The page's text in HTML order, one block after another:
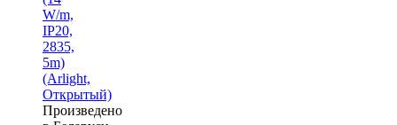
W/m,
IP20,
2835,
5m)
(Arlight,
Открытый)
Произведено